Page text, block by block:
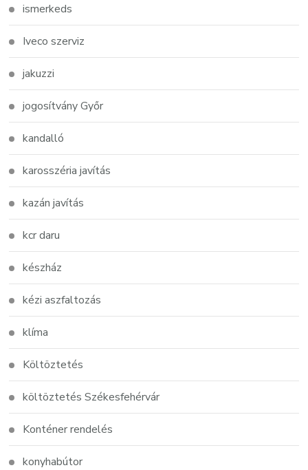
ismerkeds
Iveco szerviz
jakuzzi
jogosítvány Győr
kandalló
karosszéria javítás
kazán javítás
kcr daru
készház
kézi aszfaltozás
klíma
Költöztetés
költöztetés Székesfehérvár
Konténer rendelés
konyhabútor